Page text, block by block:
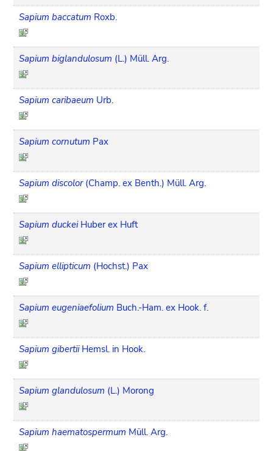
Sapium baccatum Roxb.
Sapium biglandulosum (L.) Müll. Arg.
Sapium caribaeum Urb.
Sapium cornutum Pax
Sapium discolor (Champ. ex Benth.) Müll. Arg.
Sapium duckei Huber ex Huft
Sapium ellipticum (Hochst.) Pax
Sapium eugeniaefolium Buch.-Ham. ex Hook. f.
Sapium gibertii Hemsl. in Hook.
Sapium glandulosum (L.) Morong
Sapium haematospermum Müll. Arg.